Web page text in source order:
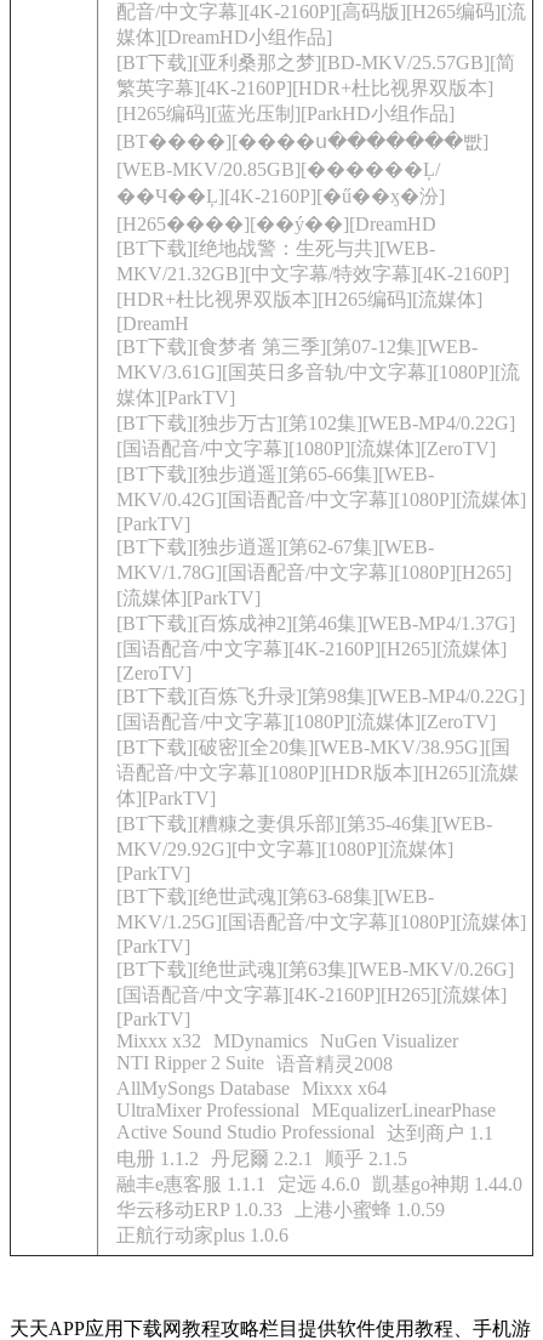
配音/中文字幕][4K-2160P][高码版][H265编码][流
媒体][DreamHD小组作品]
[BT下载][亚利桑那之梦][BD-MKV/25.57GB][简
繁英字幕][4K-2160P][HDR+杜比视界双版本]
[H265编码][蓝光压制][ParkHD小组作品]
[BT����][����ս�������빲]
[WEB-MKV/20.85GB][������Ļ/
��Ч��Ļ][4K-2160P][�ű��ӽ�汾]
[H265����][��ý��][DreamHD
[BT下载][绝地战警：生死与共][WEB-
MKV/21.32GB][中文字幕/特效字幕][4K-2160P]
[HDR+杜比视界双版本][H265编码][流媒体]
[DreamH
[BT下载][食梦者 第三季][第07-12集][WEB-
MKV/3.61G][国英日多音轨/中文字幕][1080P][流
媒体][ParkTV]
[BT下载][独步万古][第102集][WEB-MP4/0.22G]
[国语配音/中文字幕][1080P][流媒体][ZeroTV]
[BT下载][独步逍遥][第65-66集][WEB-
MKV/0.42G][国语配音/中文字幕][1080P][流媒体]
[ParkTV]
[BT下载][独步逍遥][第62-67集][WEB-
MKV/1.78G][国语配音/中文字幕][1080P][H265]
[流媒体][ParkTV]
[BT下载][百炼成神2][第46集][WEB-MP4/1.37G]
[国语配音/中文字幕][4K-2160P][H265][流媒体]
[ZeroTV]
[BT下载][百炼飞升录][第98集][WEB-MP4/0.22G]
[国语配音/中文字幕][1080P][流媒体][ZeroTV]
[BT下载][破密][全20集][WEB-MKV/38.95G][国
语配音/中文字幕][1080P][HDR版本][H265][流媒
体][ParkTV]
[BT下载][糟糠之妻俱乐部][第35-46集][WEB-
MKV/29.92G][中文字幕][1080P][流媒体]
[ParkTV]
[BT下载][绝世武魂][第63-68集][WEB-
MKV/1.25G][国语配音/中文字幕][1080P][流媒体]
[ParkTV]
[BT下载][绝世武魂][第63集][WEB-MKV/0.26G]
[国语配音/中文字幕][4K-2160P][H265][流媒体]
[ParkTV]
Mixxx x32
MDynamics
NuGen Visualizer
NTI Ripper 2 Suite 语音精灵2008
AllMySongs Database
Mixxx x64
UltraMixer Professional
MEqualizerLinearPhase
Active Sound Studio Professional
达到商户 1.1
电册 1.1.2
丹尼爾 2.2.1
顺乎 2.1.5
融丰e惠客服 1.1.1
定远 4.6.0
凱基go神期 1.44.0
华云移动ERP 1.0.33
上港小蜜蜂 1.0.59
正航行动家plus 1.0.6
天天APP应用下载网教程攻略栏目提供软件使用教程、手机游